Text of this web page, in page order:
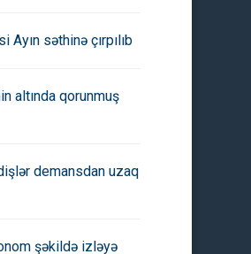
səthinə çırpılıb
altında qorunmuş
demansdan uzaq
şəkildə izləyə